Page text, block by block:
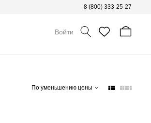
8 (800) 333-25-27
Войти
По уменьшению цены